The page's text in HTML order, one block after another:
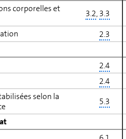
corporelles et
3.2,3.3
2.3
2.4
2.4
selon la
5.3